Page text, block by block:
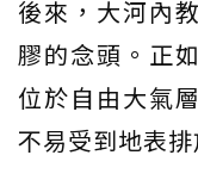
後來，大河內
膠的念頭。正
位於自由大氣
不易受到地表